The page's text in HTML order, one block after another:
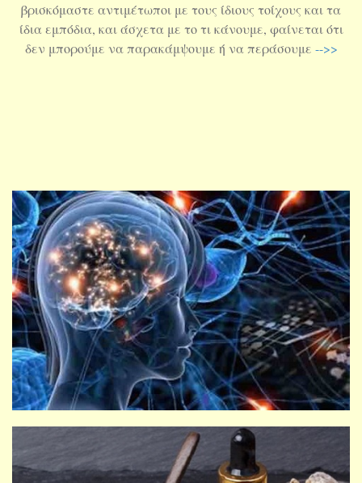
βρισκόμαστε αντιμέτωποι με τους ίδιους τοίχους και τα
ίδια εμπόδια, και άσχετα με το τι κάνουμε, φαίνεται ότι
δεν μπορούμε να παρακάμψουμε ή να περάσουμε -->>